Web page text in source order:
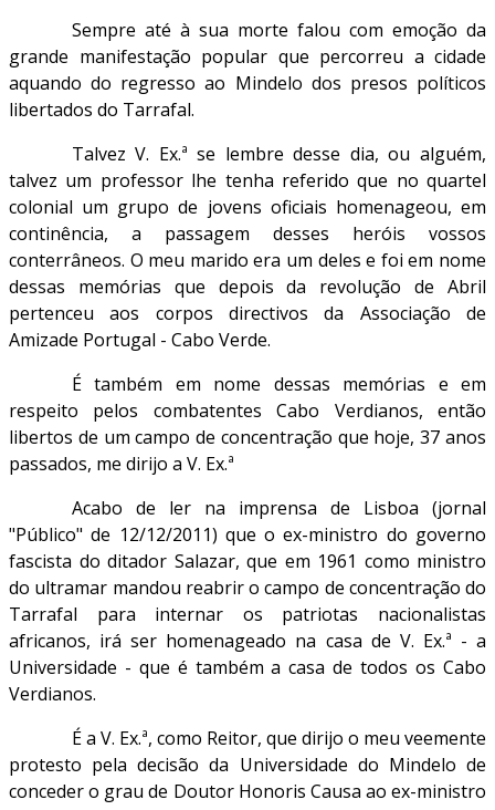
Sempre até à sua morte falou com emoção da
grande manifestação popular que percorreu a cidade
aquando do regresso ao Mindelo dos presos políticos
libertados do Tarrafal.
Talvez V. Ex.ª se lembre desse dia, ou alguém,
talvez um professor lhe tenha referido que no quartel
colonial um grupo de jovens oficiais homenageou, em
continência, a passagem desses heróis vossos
conterrâneos. O meu marido era um deles e foi em nome
dessas memórias que depois da revolução de Abril
pertenceu aos corpos directivos da Associação de
Amizade Portugal - Cabo Verde.
É também em nome dessas memórias e em
respeito pelos combatentes Cabo Verdianos, então
libertos de um campo de concentração que hoje, 37 anos
passados, me dirijo a V. Ex.ª
Acabo de ler na imprensa de Lisboa (jornal
"Público" de 12/12/2011) que o ex-ministro do governo
fascista do ditador Salazar, que em 1961 como ministro
do ultramar mandou reabrir o campo de concentração do
Tarrafal para internar os patriotas nacionalistas
africanos, irá ser homenageado na casa de V. Ex.ª - a
Universidade - que é também a casa de todos os Cabo
Verdianos.
É a V. Ex.ª, como Reitor, que dirijo o meu veemente
protesto pela decisão da Universidade do Mindelo de
conceder o grau de Doutor Honoris Causa ao ex-ministro